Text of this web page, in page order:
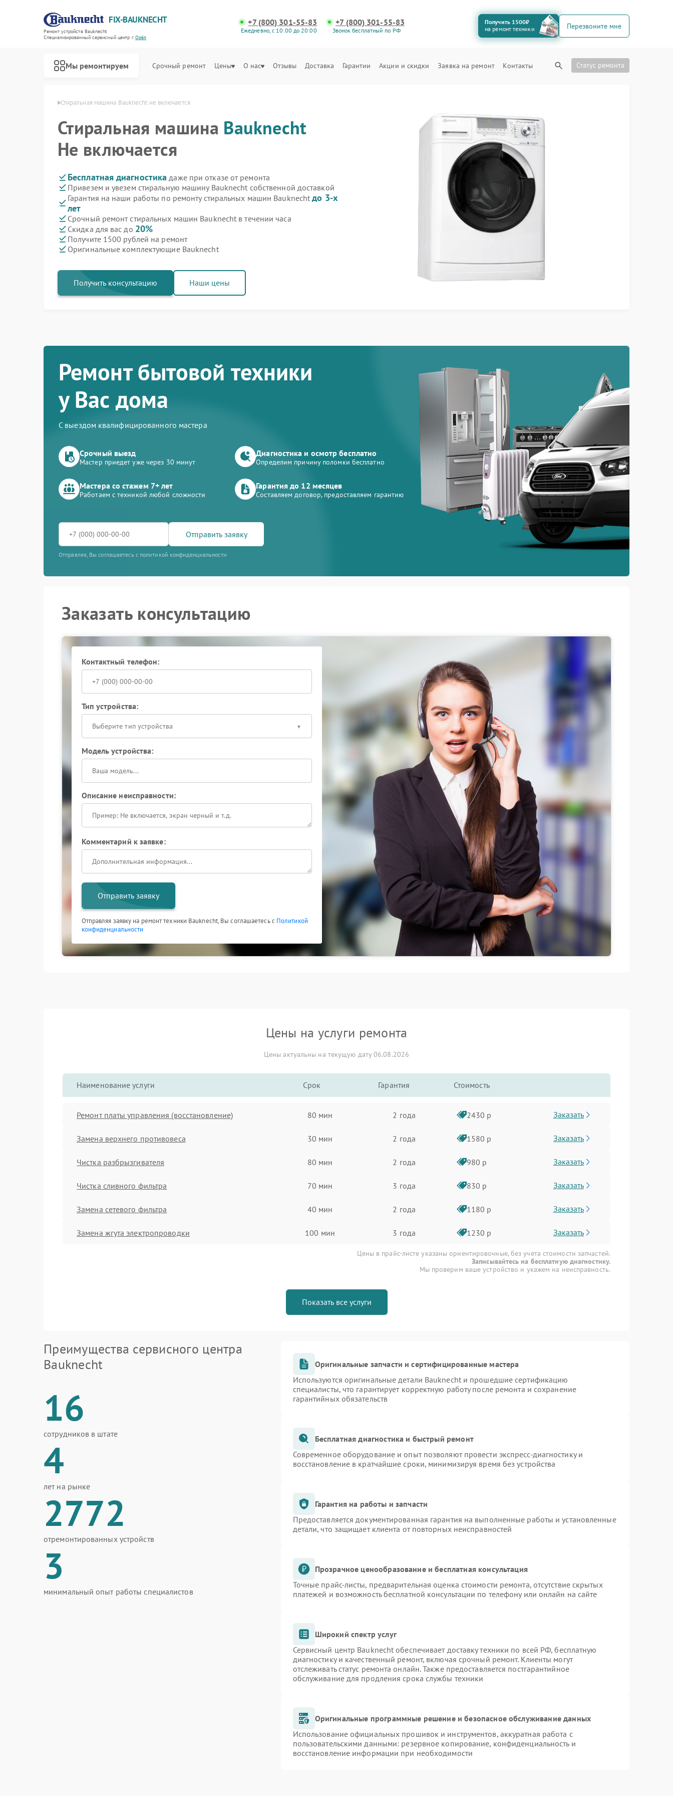
FIX-BAUKNECHT
Ремонт устройств Bauknecht
Специализированный cервисный центр г.Орёл
+7 (800) 301-55-83
Ежедневно, с 10:00 до 20:00
+7 (800) 301-55-83
Звонок бесплатный по РФ
Получить 1500₽
на ремонт техники
Перезвоните мне
Мы ремонтируем Срочный ремонт Цены О нас Отзывы Доставка Гарантии Акции и скидки Заявка на ремонт Контакты Статус ремонта
Стиральная машина Bauknecht не включается
Стиральная машина Bauknecht
Не включается
Бесплатная диагностика даже при отказе от ремонта
Привезем и увезем стиральную машину Bauknecht собственной доставкой
Гарантия на наши работы по ремонту стиральных машин Bauknechtдо 3-х
лет
Срочный ремонт стиральных машин Bauknecht в течении часа
Скидка для вас до 20%
Получите 1500 рублей на ремонт
Оригинальные комплектующие Bauknecht
Получить консультацию Наши цены
Ремонт бытовой техники
у Вас дома
С выездом квалифицированного мастера
Срочный выезд
Мастер приедет уже через 30 минут
Диагностика и осмотр бесплатно
Определим причину поломки бесплатно
Мастера со стажем 7+ лет
Работаем с техникой любой сложности
Гарантия до 12 месяцев
Составляем договор, предоставляем гарантию
Отправить заявку
Отправляя, Вы соглашаетесь с политикой конфиденциальности
Заказать консультацию
Контактный телефон:
Тип устройства:
Выберите тип устройства
Модель устройства:
Описание неисправности:
Комментарий к заявке:
Отправить заявку
Отправляя заявку на ремонт техники Bauknecht, Вы соглашаетесь с Политикой
конфиденциальности
Цены на услуги ремонта
Цены актуальны на текущую дату 06.08.2026
Наименование услуги Срок Гарантия Стоимость
Ремонт платы управления (восстановление) 80 мин 2 года 2430 р Заказать
Замена верхнего противовеса 30 мин 2 года 1580 р Заказать
Чистка разбрызгивателя 80 мин 2 года 980 р Заказать
Чистка сливного фильтра 70 мин 3 года 830 р Заказать
Замена сетевого фильтра 40 мин 2 года 1180 р Заказать
Замена жгута электропроводки 100 мин 3 года 1230 р Заказать
Цены в прайс-листе указаны ориентировочные, без учета стоимости запчастей.
Записывайтесь на бесплатную диагностику.
Мы проверим ваше устройство и укажем на неисправность.
Показать все услуги
Преимущества сервисного центра
Bauknecht
16
сотрудников в штате
4
лет на рынке
2772
отремонтированных устройств
3
минимальный опыт работы специалистов
Оригинальные запчасти и сертифицированные мастера
Используются оригинальные детали Bauknecht и прошедшие сертификацию
специалисты, что гарантирует корректную работу после ремонта и сохранение
гарантийных обязательств
Бесплатная диагностика и быстрый ремонт
Современное оборудование и опыт позволяют провести экспресс-диагностику и
восстановление в кратчайшие сроки, минимизируя время без устройства
Гарантия на работы и запчасти
Предоставляется документированная гарантия на выполненные работы и установленные
детали, что защищает клиента от повторных неисправностей
Прозрачное ценообразование и бесплатная консультация
Точные прайс-листы, предварительная оценка стоимости ремонта, отсутствие скрытых
платежей и возможность бесплатной консультации по телефону или онлайн на сайте
Широкий спектр услуг
Сервисный центр Bauknecht обеспечивает доставку техники по всей РФ, бесплатную
диагностику и качественный ремонт, включая срочный ремонт. Клиенты могут
отслеживать статус ремонта онлайн. Также предоставляется постгарантийное
обслуживание для продления срока службы техники
Оригинальные программные решение и безопасное обслуживание данных
Использование официальных прошивок и инструментов, аккуратная работа с
пользовательскими данными: резервное копирование, конфиденциальность и
восстановление информации при необходимости